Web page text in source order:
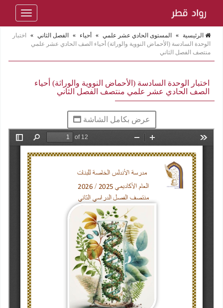
Toggle
الرئيسية » المستوى الحادي عشر علمي » أحياء » الفصل الثاني »
اختبار
الوحدة السادسة (الأحماض النووية والوراثة) أحياء الصف الحادي عشر علمي
منتصف الفصل الثاني
اختبار الوحدة السادسة (الأحماض النووية والوراثة) أحياء
الصف الحادي عشر علمي منتصف الفصل الثاني
عرض بكامل الشاشة